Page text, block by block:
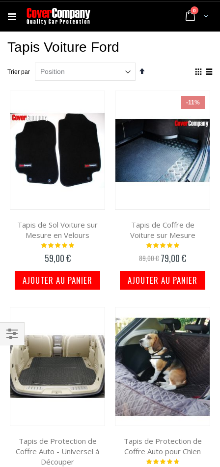
Cart
0 articles
Tapis Voiture Ford
Trier par
Par
Tapis de Sol Voiture sur
Mesure en Velours
Notation:
59,00 €
AJOUTER AU PANIER
-11%
Tapis de Coffre de
Voiture sur Mesure
Notation:
89,00 € Prix
spécial
79,00 €
AJOUTER AU PANIER
Tapis de Protection de
Coffre Auto - Universel à
Découper
Tapis de Protection de
Coffre Auto pour Chien
Notation:
Filtrer